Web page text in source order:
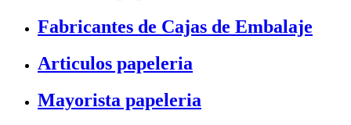
Fabricantes de Cajas de Embalaje
Articulos papeleria
Mayorista papeleria